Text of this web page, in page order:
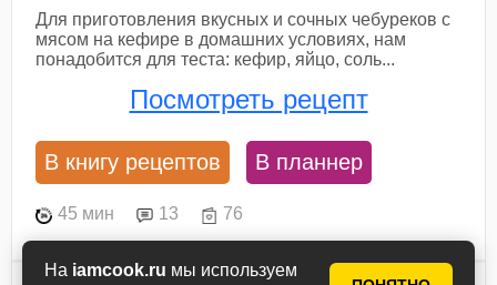
На iamcook.ru мы используем
Для приготовления вкусных и сочных чебуреков с
мясом на кефире в домашних условиях, нам
понадобится для теста: кефир, яйцо, соль...
Посмотреть рецепт
В книгу рецептов В планнер
45 мин 13 76